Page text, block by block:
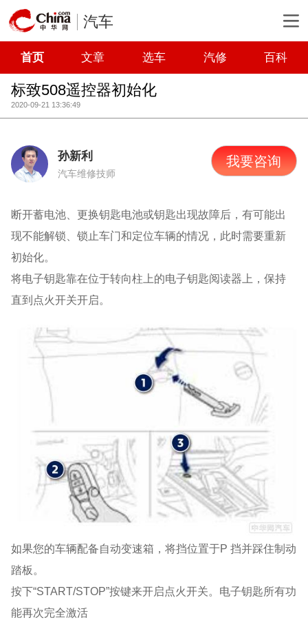
汽车
首页 文章 选车 汽修 百科
标致508遥控器初始化
2020-09-21 13:36:49
孙新利
汽车维修技师
我要咨询
断开蓄电池、更换钥匙电池或钥匙出现故障后，有可能出
现不能解锁、锁止车门和定位车辆的情况，此时需要重新
初始化。
将电子钥匙靠在位于转向柱上的电子钥匙阅读器上，保持
直到点火开关开启。
如果您的车辆配备自动变速箱，将挡位置于P 挡并踩住制动
踏板。
按下“START/STOP”按键来开启点火开关。电子钥匙所有功
能再次完全激活